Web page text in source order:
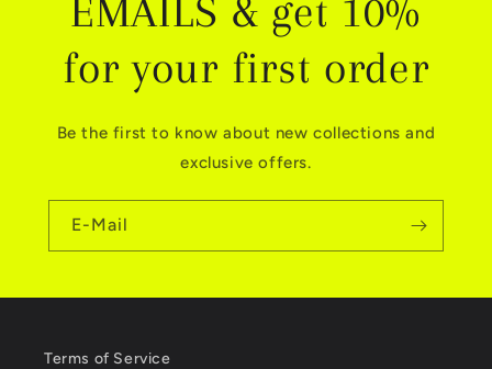
EMAILS & get 10%
for your first order
Be the first to know about new collections and
exclusive offers.
E-Mail
Terms of Service